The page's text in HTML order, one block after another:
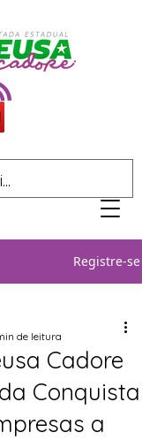
Registre-se
Cadore
Conquista
a
de leitura